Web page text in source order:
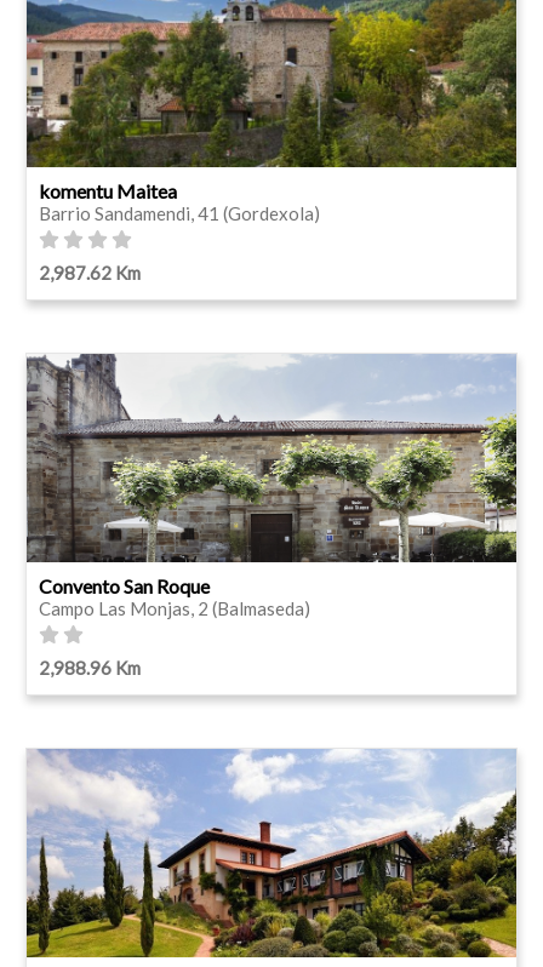
komentu Maitea
Barrio Sandamendi, 41 (Gordexola)
2,987.62 Km
Convento San Roque
Campo Las Monjas, 2 (Balmaseda)
2,988.96 Km